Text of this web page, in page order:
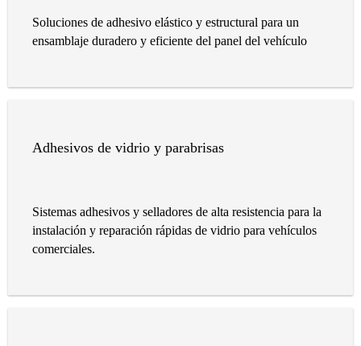
Soluciones de adhesivo elástico y estructural para un
ensamblaje duradero y eficiente del panel del vehículo
Adhesivos de vidrio y parabrisas
Sistemas adhesivos y selladores de alta resistencia para la
instalación y reparación rápidas de vidrio para vehículos
comerciales.